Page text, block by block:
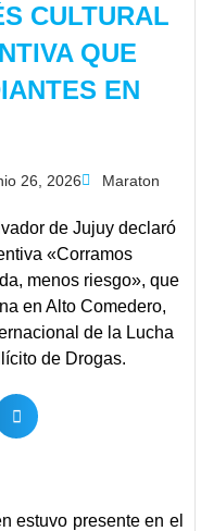
CULTURAL
QUE
EN
26, 2026 Maraton
de Jujuy declaró
«Corramos
menos riesgo», que
en Alto Comedero,
de la Lucha
de Drogas.
estuvo presente en el